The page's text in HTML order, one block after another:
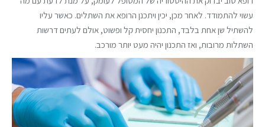
עשוי להתמודד. לאחר מכן, יכין ויתכנן הרופא את השתלים. כאשר עליו
להשתיל שן אחת בלבד, התכנון יחסית קל ופשוט, אולם לעתים דרשות
השתלות מרובות, ואז התכנון יהיה מעט יותר מורכב.